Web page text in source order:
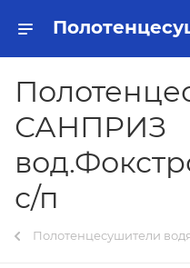
САНПРИЗ
с/п
Полотенцесушители